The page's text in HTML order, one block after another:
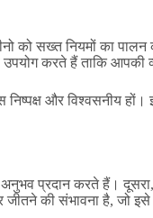
सख्त नियमों का पालन
करते हैं ताकि आपकी
और विश्वसनीय हों।
प्रदान करते हैं।
जीतने की संभावना है, जो